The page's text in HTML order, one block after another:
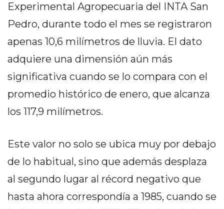
CÓMO ORGANIZAR LOS
PEDIDOS DE DELIVERY
POR WHATSAPP SIN QUE
SE TE PIERDA NINGUNO
AYUDA
TÉRMINOS
CONDICIONES
POLÍTICAS
Experimental Agropecuaria del INTA San
Pedro, durante todo el mes se registraron
apenas 10,6 milímetros de lluvia. El dato
adquiere una dimensión aún más
significativa cuando se lo compara con el
promedio histórico de enero, que alcanza
los 117,9 milímetros.
Este valor no solo se ubica muy por debajo
de lo habitual, sino que además desplaza
al segundo lugar al récord negativo que
hasta ahora correspondía a 1985, cuando se